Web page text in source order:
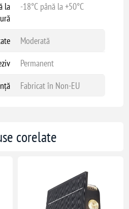
la
-18°C până la +50°C
Moderată
Permanent
Fabricat în Non-EU
corelate